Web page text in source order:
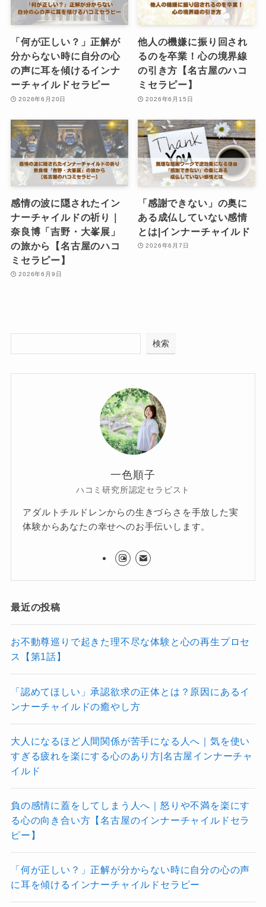
「何が正しい？」正解が
分からない時に自分の心
の声に耳を傾けるインナ
ーチャイルドセラピー
2026年6月20日
他人の機嫌に振り回され
るのを卒業！心の境界線
の引き方【名古屋のハコ
ミセラピー】
2026年6月15日
感情の波に隠されたイン
ナーチャイルドの祈り｜
奈良博「吉野・大峯展」
の旅から【名古屋のハコ
ミセラピー】
2026年6月9日
「感謝できない」の奥に
ある成仏していない感情
とは|インナーチャイルド
2026年6月7日
検索
一色順子
ハコミ研究所認定セラピスト
アダルトチルドレンからの生きづらさを手放した実
体験からあなたの幸せへのお手伝いします。
最近の投稿
お不動尊巡りで起きた理不尽な体験と心の再生プロセ
ス【第1話】
「認めてほしい」承認欲求の正体とは？原因にあるイ
ンナーチャイルドの癒やし方
大人になるほど人間関係が苦手になる人へ｜気を使い
すぎる疲れを楽にする心のあり方|名古屋インナーチャ
イルド
負の感情に蓋をしてしまう人へ｜怒りや不満を楽にす
る心の向き合い方【名古屋のインナーチャイルドセラ
ピー】
「何が正しい？」正解が分からない時に自分の心の声
に耳を傾けるインナーチャイルドセラピー